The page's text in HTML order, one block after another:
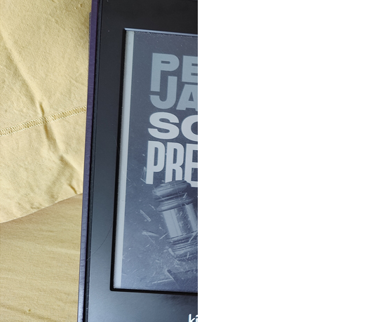
Je bouquine #149
Sans grande surprise, j’ai
replongé dans la série
« Roy Grace »…